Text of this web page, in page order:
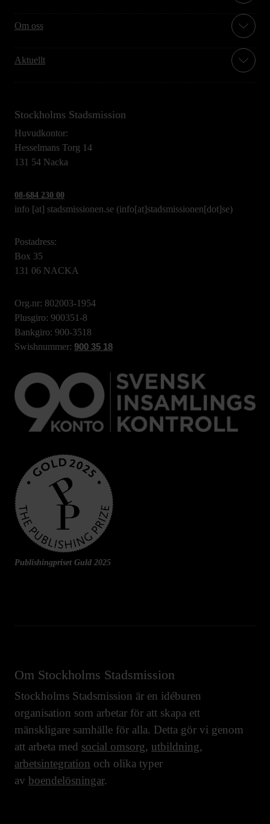
Om oss
Aktuellt
Stockholms Stadsmission
Huvudkontor:
Hesselmans Torg 14
131 54 Nacka
08-684 230 00
info [at] stadsmissionen.se (info[at]stadsmissionen[dot]se)
Postadress:
Box 35
131 06 NACKA
Org.nr: 802003-1954
Plusgiro: 900351-8
Bankgiro: 900-3518
Swishnummer: 900 35 18
Publishingpriset Guld 2025
Om Stockholms Stadsmission
Stockholms Stadsmission är en idéburen
organisation som arbetar för att skapa ett
mänskligare samhälle för alla. Detta gör vi genom
att arbeta med social omsorg, utbildning,
arbetsintegration och olika typer
av boendelösningar.